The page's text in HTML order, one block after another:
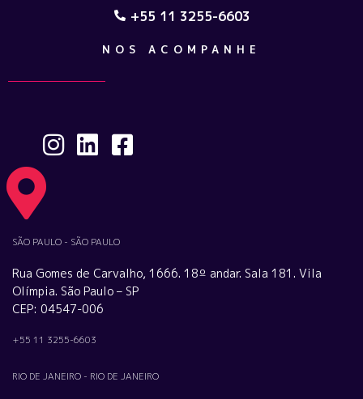
+55 11 3255-6603
NOS ACOMPANHE
SÃO PAULO - SÃO PAULO
Rua Gomes de Carvalho, 1666. 18º andar. Sala 181. Vila
Olímpia. São Paulo – SP
CEP: 04547-006
+55 11 3255-6603
RIO DE JANEIRO - RIO DE JANEIRO